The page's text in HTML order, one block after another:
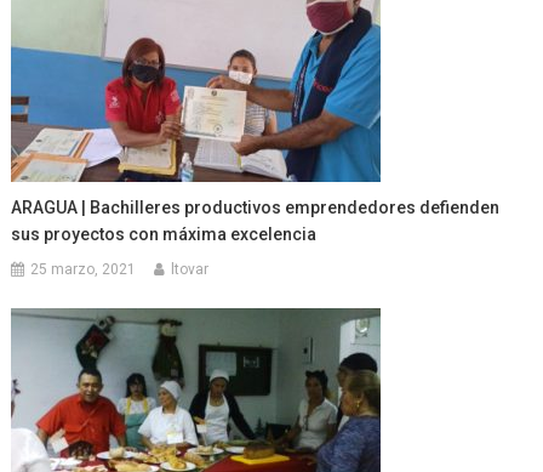
ARAGUA | Bachilleres productivos emprendedores defienden
sus proyectos con máxima excelencia
25 marzo, 2021 ltovar